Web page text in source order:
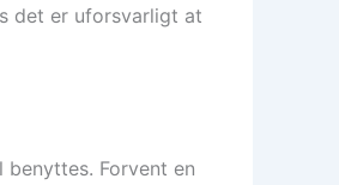
det er uforsvarligt at
Forvent en